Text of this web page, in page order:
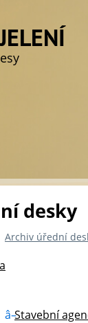
desky
Archiv úřední
Stavební